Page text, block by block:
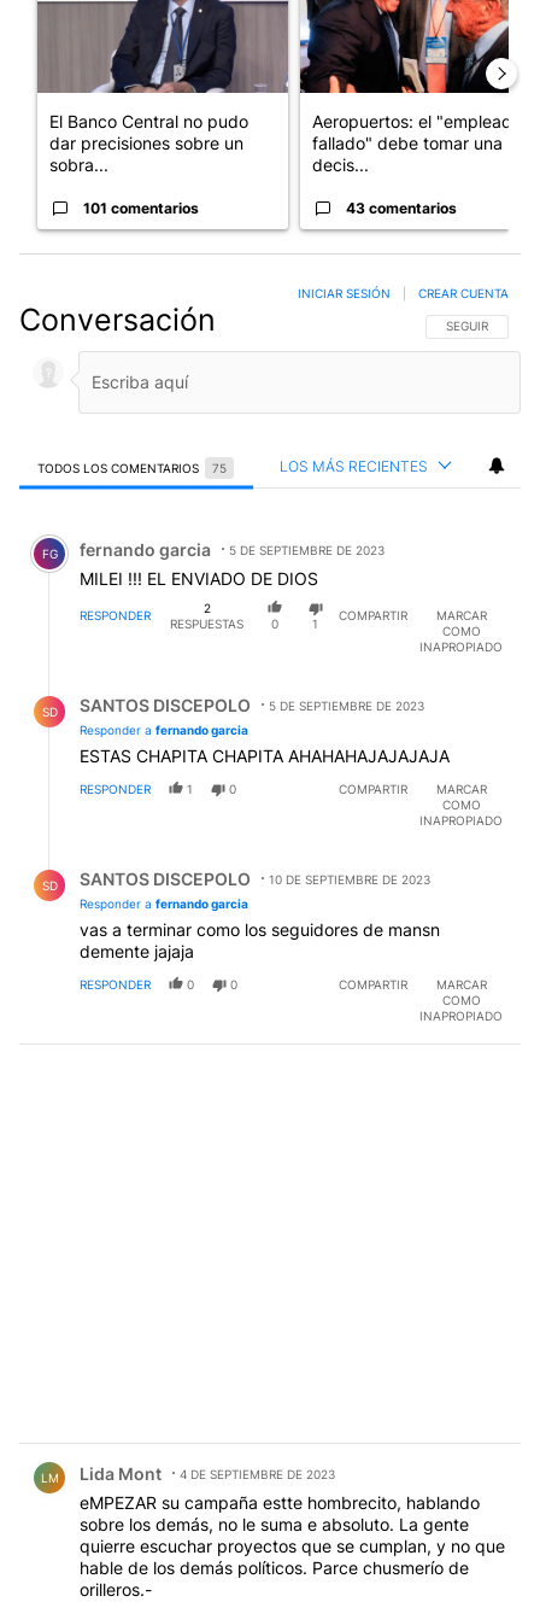
El Banco Central no pudo
dar precisiones sobre un
sobra...
101 comentarios
Aeropuertos: el "empleado
fallado" debe tomar una
decis...
43 comentarios
Conversación SIGA ESTA
SEGUIR
INICIAR SESIÓN CREAR CUENTA
TODOS LOS COMENTARIOS 75 LOS MÁS RECIENTES
Comentario de fernando garcia.
FG fernando garcia 5 DE SEPTIEMBRE DE 2023
MILEI !!! EL ENVIADO DE DIOS
RESPONDER
2
RESPUESTAS
0 1
COMPARTIR
MARCAR
COMO
INAPROPIADO
SD SANTOS DISCEPOLO
5 DE SEPTIEMBRE DE 2023
Responder a fernando garcia
ESTAS CHAPITA CHAPITA AHAHAHAJAJAJAJA
RESPONDER 1 0 COMPARTIR
MARCAR
COMO
INAPROPIADO
SD SANTOS DISCEPOLO
10 DE SEPTIEMBRE DE 2023
Responder a fernando garcia
vas a terminar como los seguidores de mansn
demente jajaja
RESPONDER 0 0 COMPARTIR
MARCAR
COMO
INAPROPIADO
LM Lida Mont 4 DE SEPTIEMBRE DE 2023
eMPEZAR su campaña estte hombrecito, hablando
sobre los demás, no le suma e absoluto. La gente
quierre escuchar proyectos que se cumplan, y no que
hable de los demás políticos. Parce chusmerío de
orilleros.-